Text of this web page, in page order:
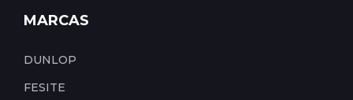
MARCAS
DUNLOP
FESITE